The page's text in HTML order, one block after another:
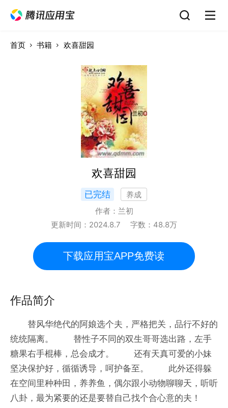
首页 书籍 欢喜甜园
欢喜甜园
已完结
养成
作者： 兰初
更新时间： 2024.8.7 字数： 48.8万
下载应用宝APP免费读
作品简介
替风华绝代的阿娘选个夫，严格把关，品行不好的
统统隔离。 替性子不同的双生哥哥选出路，左手
糖果右手棍棒，总会成才。 还有天真可爱的小妹
坚决保护好，循循诱导，呵护备至。 此外还得躲
在空间里种种田，养养鱼，偶尔跟小动物聊聊天，听听
八卦，最为紧要的还是要替自己找个合心意的夫！